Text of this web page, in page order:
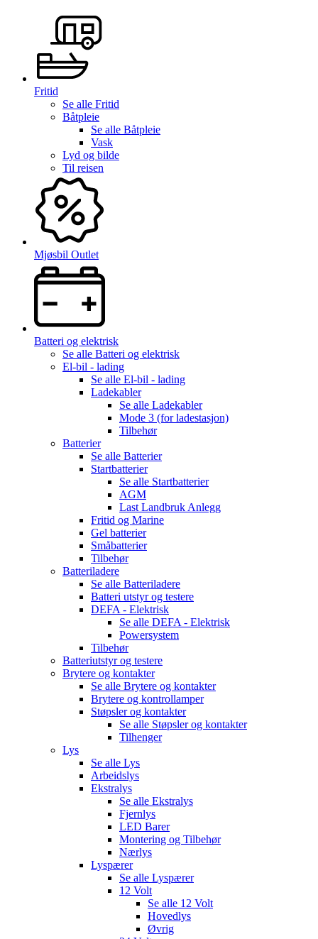
Fritid
Se alle Fritid
Båtpleie
Se alle Båtpleie
Vask
Lyd og bilde
Til reisen
Mjøsbil Outlet
Batteri og elektrisk
Se alle Batteri og elektrisk
El-bil - lading
Se alle El-bil - lading
Ladekabler
Se alle Ladekabler
Mode 3 (for ladestasjon)
Tilbehør
Batterier
Se alle Batterier
Startbatterier
Se alle Startbatterier
AGM
Last Landbruk Anlegg
Fritid og Marine
Gel batterier
Småbatterier
Tilbehør
Batteriladere
Se alle Batteriladere
Batteri utstyr og testere
DEFA - Elektrisk
Se alle DEFA - Elektrisk
Powersystem
Tilbehør
Batteriutstyr og testere
Brytere og kontakter
Se alle Brytere og kontakter
Brytere og kontrollamper
Støpsler og kontakter
Se alle Støpsler og kontakter
Tilhenger
Lys
Se alle Lys
Arbeidslys
Ekstralys
Se alle Ekstralys
Fjernlys
LED Barer
Montering og Tilbehør
Nærlys
Lyspærer
Se alle Lyspærer
12 Volt
Se alle 12 Volt
Hovedlys
Øvrig